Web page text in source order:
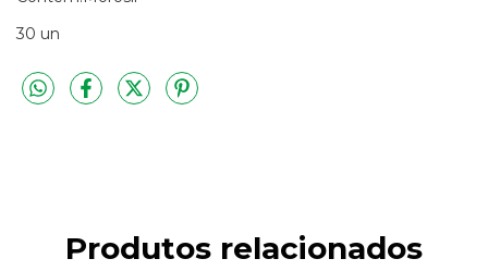
30 un
Produtos relacionados